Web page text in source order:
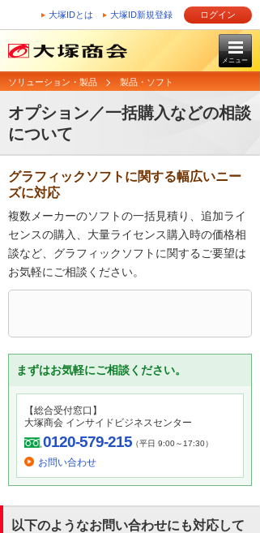
大塚IDとは 大塚ID新規登録 ログイン
メニュー
ソリューション・製品 製品・ソフト
オプション／一括購入などの相談
について
グラフィックソフトに関する幅広いニー
ズに対応
複数メーカーのソフトの一括見積り、追加ライ
センスの購入、大量ライセンス購入時の価格相
談など、グラフィックソフトに関するご要望は
お気軽にご相談ください。
まずはお気軽にご相談ください。
【総合受付窓口】
大塚商会 インサイドビジネスセンター
0120-579-215（平日 9:00～17:30）
お問い合わせ
以下のようなお問い合わせにも対応して